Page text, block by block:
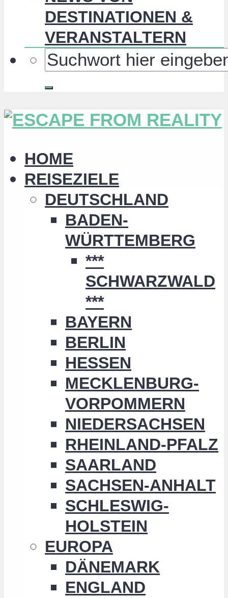
DESTINATIONEN &
VERANSTALTERN
HOME
REISEZIELE
DEUTSCHLAND
BADEN-
WÜRTTEMBERG
***
SCHWARZWALD
***
BAYERN
BERLIN
HESSEN
MECKLENBURG-
VORPOMMERN
NIEDERSACHSEN
RHEINLAND-PFALZ
SAARLAND
SACHSEN-ANHALT
SCHLESWIG-
HOLSTEIN
EUROPA
DÄNEMARK
ENGLAND